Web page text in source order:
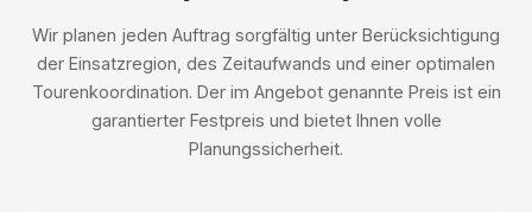
Wir planen jeden Auftrag sorgfältig unter Berücksichtigung
der Einsatzregion, des Zeitaufwands und einer optimalen
Tourenkoordination. Der im Angebot genannte Preis ist ein
garantierter Festpreis und bietet Ihnen volle
Planungssicherheit.